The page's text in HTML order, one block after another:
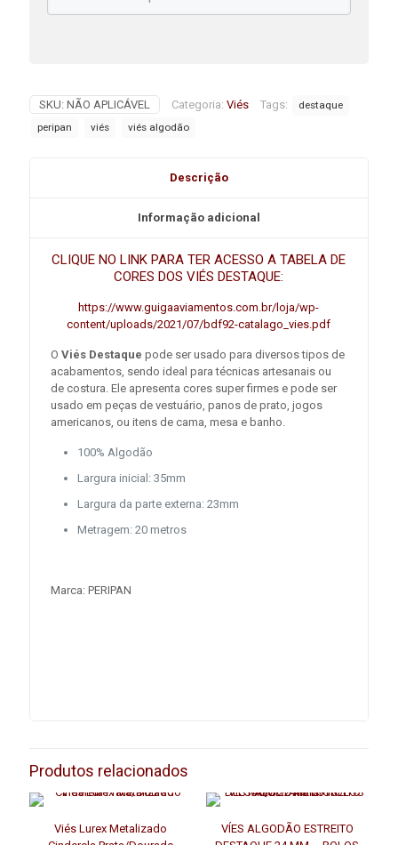
SKU: NÃO APLICÁVEL Categoria: Viés Tags:
destaque
peripan
viés viés algodão
Descrição
Informação adicional
CLIQUE NO LINK PARA TER ACESSO A TABELA DE
CORES DOS VIÉS DESTAQUE:
https://www.guigaaviamentos.com.br/loja/wp-
content/uploads/2021/07/bdf92-catalago_vies.pdf
OViés Destaque pode ser usado para diversos tipos de
acabamentos, sendo ideal para técnicas artesanais ou
de costura. Ele apresenta cores super firmes e pode ser
usado em peças de vestuário, panos de prato, jogos
americanos, ou itens de cama, mesa e banho.
100% Algodão
Largura inicial: 35mm
Largura da parte externa: 23mm
Metragem: 20 metros
Marca: PERIPAN
Produtos relacionados
Viés Lurex Metalizado
VÍES ALGODÃO ESTREITO